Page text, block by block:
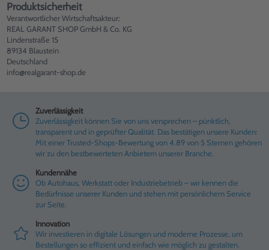
Produktsicherheit
Verantwortlicher Wirtschaftsakteur:
REAL GARANT SHOP GmbH & Co. KG
Lindenstraße 15
89134 Blaustein
Deutschland
info@realgarant-shop.de
Zuverlässigkeit
Zuverlässigkeit können Sie von uns versprechen – pünktlich,
transparent und in geprüfter Qualität. Das bestätigen unsere Kunden:
Mit einer Trusted-Shops-Bewertung von 4.89 von 5 Sternen gehören
wir zu den bestbewerteten Anbietern unserer Branche.
Kundennähe
Ob Autohaus, Werkstatt oder Industriebetrieb – wir kennen die
Bedürfnisse unserer Kunden und stehen mit persönlichem Service
zur Seite.
Innovation
Wir investieren in digitale Lösungen und moderne Prozesse, um
Bestellungen so effizient und einfach wie möglich zu gestalten.